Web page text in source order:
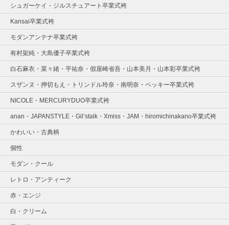
シュガーケイ・ジルスチュアート卒業式袴
Kansai卒業式袴
モダンアンテナ卒業式袴
有村架純・大島優子卒業式袴
白石麻衣・菜々緒・平祐奈・假屋崎省吾・山本美月・山本彩卒業式袴
スザンヌ・押切もえ・トリンドル玲奈・南明奈・ベッキー卒業式袴
NICOLE・MERCURYDUO卒業式袴
anan・JAPANSTYLE・Gil’stalk・Xmiss・JAM・hiromichinakano卒業式袴
かわいい・古典柄
個性
モダン・クール
レトロ・アンティーク
赤・エンジ
白・クリーム